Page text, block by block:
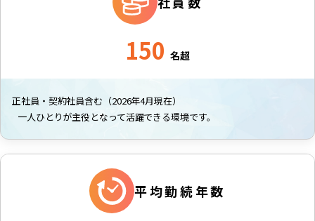
150 名超
正社員・契約社員含む（2026年4月現在）
一人ひとりが主役となって活躍できる環境です。
平均勤続年数